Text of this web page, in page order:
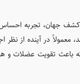
کشف جهان، تجربه
معمولاً در آینده از
باعث تقویت عضلات و